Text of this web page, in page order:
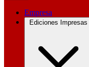
Empresa
Ediciones Impresas